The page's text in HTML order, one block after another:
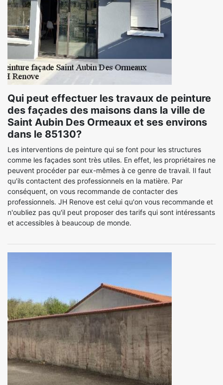
Qui peut effectuer les travaux de peinture
des façades des maisons dans la ville de
Saint Aubin Des Ormeaux et ses environs
dans le 85130?
Les interventions de peinture qui se font pour les structures
comme les façades sont très utiles. En effet, les propriétaires ne
peuvent procéder par eux-mêmes à ce genre de travail. Il faut
qu'ils contactent des professionnels en la matière. Par
conséquent, on vous recommande de contacter des
professionnels. JH Renove est celui qu'on vous recommande et
n'oubliez pas qu'il peut proposer des tarifs qui sont intéressants
et accessibles à beaucoup de monde.